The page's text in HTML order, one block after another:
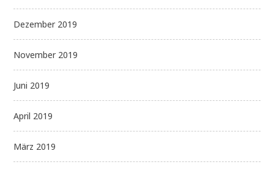
Dezember 2019
November 2019
Juni 2019
April 2019
März 2019